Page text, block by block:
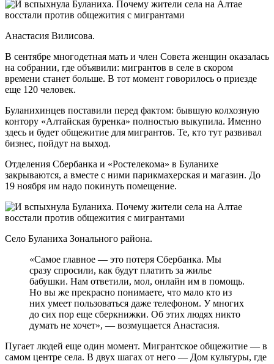
Анастасия Вилисова.
В сентябре многодетная мать и член Совета женщин оказалась
на собрании, где объявили: мигрантов в селе в скором
времени станет больше. В тот момент говорилось о приезде
еще 120 человек.
Буланихинцев поставили перед фактом: бывшую колхозную
контору «Алтайская буренка» полностью выкупила. Именно
здесь и будет общежитие для мигрантов. Те, кто тут развивал
бизнес, пойдут на выход.
Отделения Сбербанка и «Ростелекома» в Буланихе
закрываются, а вместе с ними парикмахерская и магазин. До
19 ноября им надо покинуть помещение.
Село Буланиха Зонального района.
«Самое главное — это потеря Сбербанка. Мы
сразу спросили, как будут платить за жилье
бабушки. Нам ответили, мол, онлайн им в помощь.
Но вы же прекрасно понимаете, что мало кто из
них умеет пользоваться даже телефоном. У многих
до сих пор еще сберкнижки. Об этих людях никто
думать не хочет», — возмущается Анастасия.
Пугает людей еще один момент. Мигрантское общежитие — в
самом центре села. В двух шагах от него — Дом культуры, где